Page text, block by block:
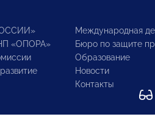
«ОПОРА»
Международная
Бюро по защите
Образование
Новости
Контакты